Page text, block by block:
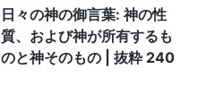
日々の神の御言葉: 神の性
質、および神が所有するも
のと神そのもの | 抜粋 240